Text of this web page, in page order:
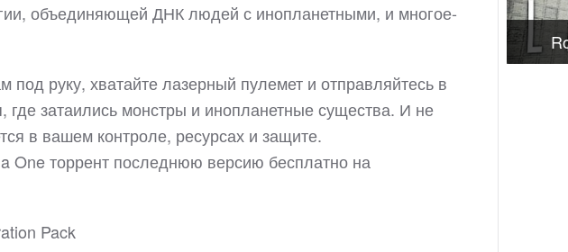
объединяющей ДНК людей с инопланетными, и многое-
под руку, хватайте лазерный пулемет и отправляйтесь в
затаились монстры и инопланетные существа. И не
в вашем контроле, ресурсах и защите.
One торрент последнюю версию бесплатно на
Pack